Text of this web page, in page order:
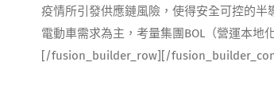
疫情所引發供應鏈風險，使得安全可控的
電動車需求為主，考量集團BOL（營運本
[/fusion_builder_row][/